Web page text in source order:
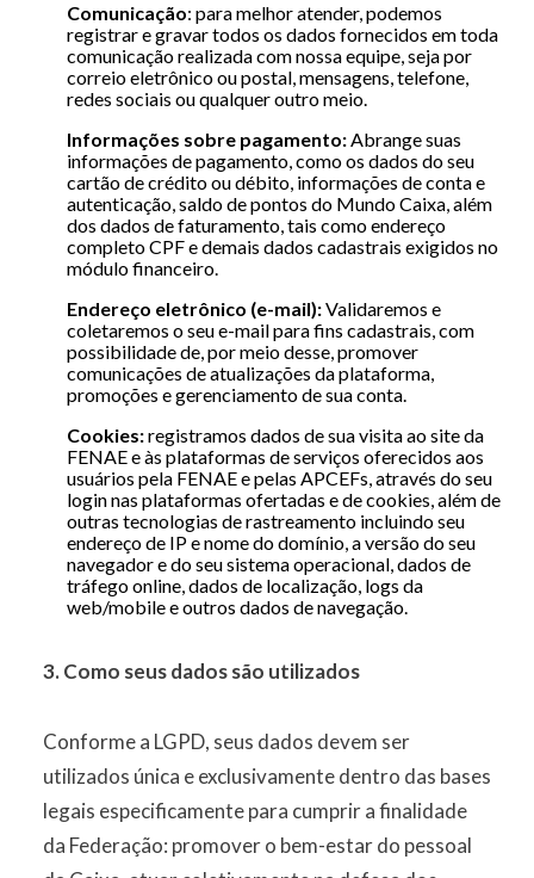
Comunicação: para melhor atender, podemos
registrar e gravar todos os dados fornecidos em toda
comunicação realizada com nossa equipe, seja por
correio eletrônico ou postal, mensagens, telefone,
redes sociais ou qualquer outro meio.
Informações sobre pagamento:Abrange suas
informações de pagamento, como os dados do seu
cartão de crédito ou débito, informações de conta e
autenticação, saldo de pontos do Mundo Caixa, além
dos dados de faturamento, tais como endereço
completo CPF e demais dados cadastrais exigidos no
módulo financeiro.
Endereço eletrônico (e-mail):Validaremos e
coletaremos o seu e-mail para fins cadastrais, com
possibilidade de, por meio desse, promover
comunicações de atualizações da plataforma,
promoções e gerenciamento de sua conta.
Cookies:registramos dados de sua visita ao site da
FENAE e às plataformas de serviços oferecidos aos
usuários pela FENAE e pelas APCEFs, através do seu
login nas plataformas ofertadas e de cookies, além de
outras tecnologias de rastreamento incluindo seu
endereço de IP e nome do domínio, a versão do seu
navegador e do seu sistema operacional, dados de
tráfego online, dados de localização, logs da
web/mobile e outros dados de navegação.
3. Como seus dados são utilizados
Conforme a LGPD, seus dados devem ser
utilizados única e exclusivamente dentro das bases
legais especificamente para cumprir a finalidade
da Federação: promover o bem-estar do pessoal